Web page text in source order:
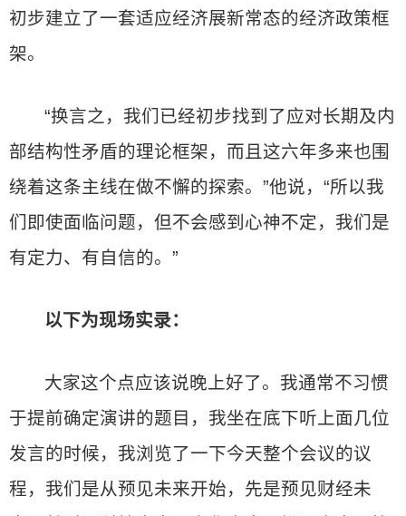
初步建立了一套适应经济展新常态的经济政策框
架。
“换言之，我们已经初步找到了应对长期及内
部结构性矛盾的理论框架，而且这六年多来也围
绕着这条主线在做不懈的探索。”他说，“所以我
们即使面临问题，但不会感到心神不定，我们是
有定力、有自信的。”
以下为现场实录：
大家这个点应该说晚上好了。我通常不习惯
于提前确定演讲的题目，我坐在底下听上面几位
发言的时候，我浏览了一下今天整个会议的议
程，我们是从预见未来开始，先是预见财经未